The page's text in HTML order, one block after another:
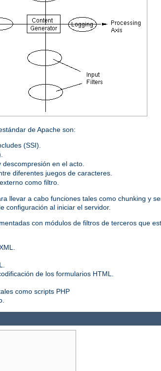
de Apache son:
(SSI).
descompresión en el acto.
diferentes juegos de caracteres.
como filtro.
llevar a cabo funciones tales como chunking y
configuración al iniciar el servidor.
con módulos de filtros de terceros que
de los formularios HTML.
como scripts PHP